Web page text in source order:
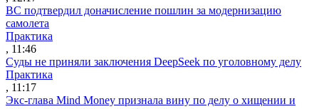
ВС подтвердил доначисление пошлин за модернизацию
самолета
Практика
, 11:46
Суды не приняли заключения DeepSeek по уголовному делу
Практика
, 11:17
Экс-глава Mind Money признала вину по делу о хищении и